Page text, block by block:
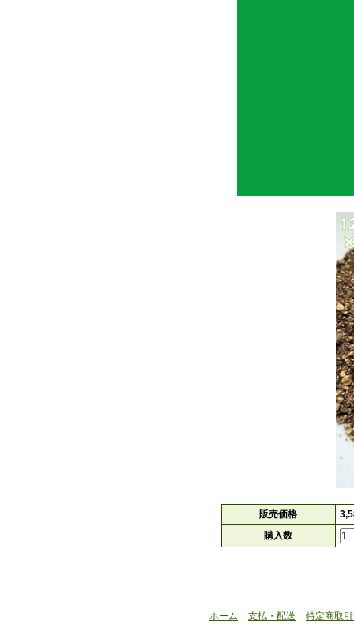
販売価格
購入数
ホーム 支払・配送 特定商取